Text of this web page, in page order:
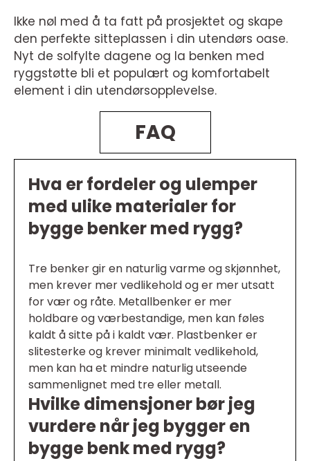
Ikke nøl med å ta fatt på prosjektet og skape
den perfekte sitteplassen i din utendørs oase.
Nyt de solfylte dagene og la benken med
ryggstøtte bli et populært og komfortabelt
element i din utendørsopplevelse.
FAQ
Hva er fordeler og ulemper
med ulike materialer for
bygge benker med rygg?
Tre benker gir en naturlig varme og skjønnhet,
men krever mer vedlikehold og er mer utsatt
for vær og råte. Metallbenker er mer
holdbare og værbestandige, men kan føles
kaldt å sitte på i kaldt vær. Plastbenker er
slitesterke og krever minimalt vedlikehold,
men kan ha et mindre naturlig utseende
sammenlignet med tre eller metall.
Hvilke dimensjoner bør jeg
vurdere når jeg bygger en
bygge benk med rygg?